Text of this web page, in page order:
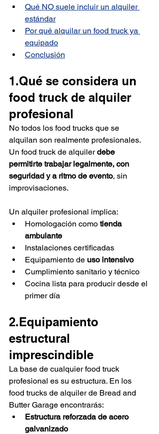
Qué NO suele incluir un alquiler
estándar
Por qué alquilar un food truck ya
equipado
Conclusión
1.Qué se considera un
food truck de alquiler
profesional
No todos los food trucks que se
alquilan son realmente profesionales.
Un food truck de alquiler debe
permitirte trabajar legalmente, con
seguridad y a ritmo de evento, sin
improvisaciones.
Un alquiler profesional implica:
Homologación como tienda
ambulante
Instalaciones certificadas
Equipamiento de uso intensivo
Cumplimiento sanitario y técnico
Cocina lista para producir desde el
primer día
2.Equipamiento
estructural
imprescindible
La base de cualquier food truck
profesional es su estructura. En los
food trucks de alquiler de Bread and
Butter Garage encontrarás:
Estructura reforzada de acero
galvanizado